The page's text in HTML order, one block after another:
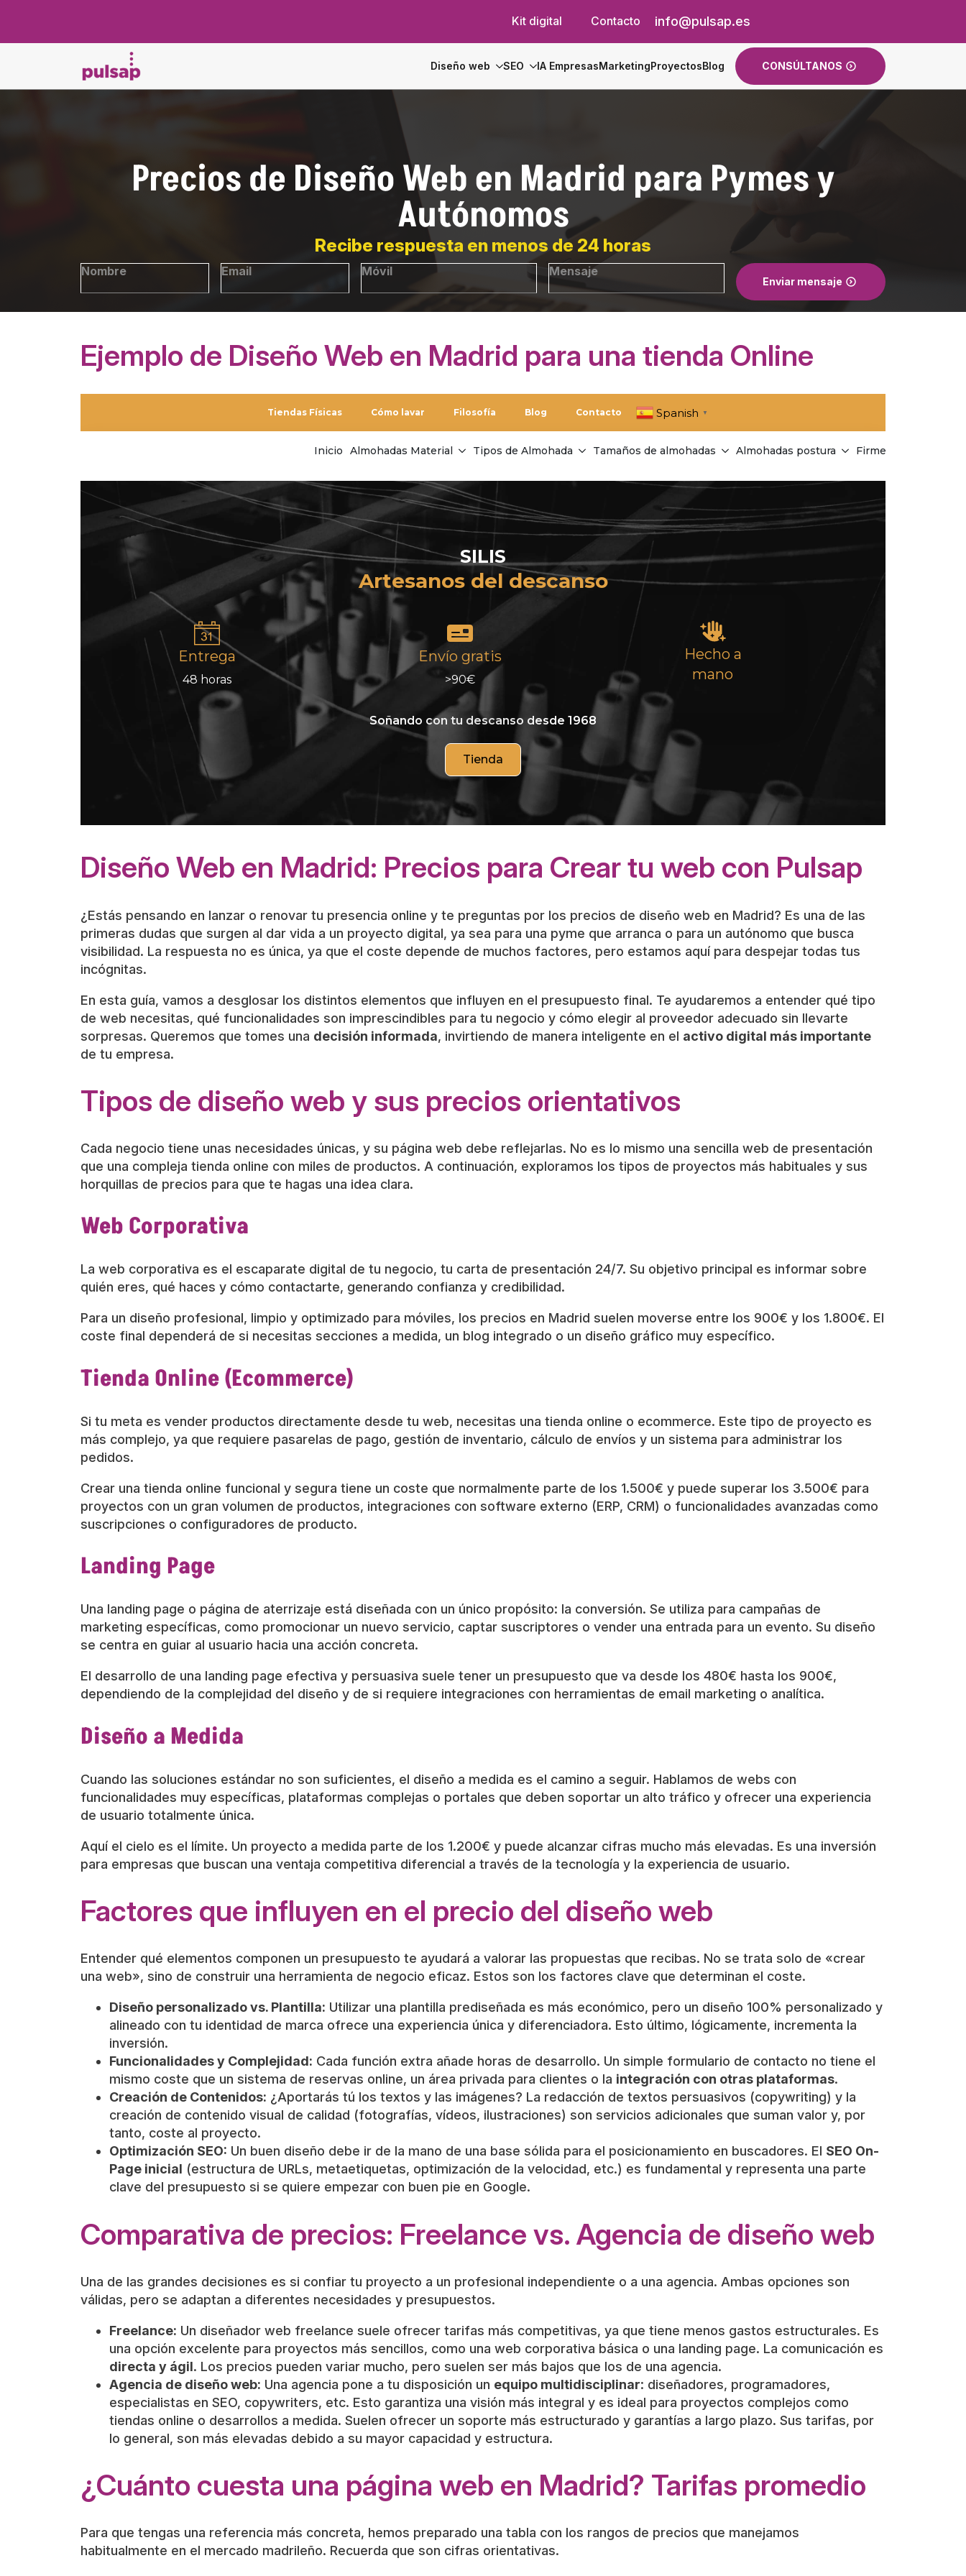
Kit digital Contacto info@pulsap.es
Diseño web SEO IA EmpresasMarketingProyectosBlog CONSÚLTANOS
Precios de Diseño Web en Madrid para Pymes y
Autónomos
Recibe respuesta en menos de 24 horas
Nombre
*
Email
*
Número
*
Message
Enviar mensaje
Ejemplo de Diseño Web en Madrid para una tienda Online
Diseño Web en Madrid: Precios para Crear tu web con Pulsap
¿Estás pensando en lanzar o renovar tu presencia online y te preguntas por los precios de diseño web en Madrid? Es una de las
primeras dudas que surgen al dar vida a un proyecto digital, ya sea para una pyme que arranca o para un autónomo que busca
visibilidad. La respuesta no es única, ya que el coste depende de muchos factores, pero estamos aquí para despejar todas tus
incógnitas.
En esta guía, vamos a desglosar los distintos elementos que influyen en el presupuesto final. Te ayudaremos a entender qué tipo
de web necesitas, qué funcionalidades son imprescindibles para tu negocio y cómo elegir al proveedor adecuado sin llevarte
sorpresas. Queremos que tomes una decisión informada, invirtiendo de manera inteligente en el activo digital más importante
de tu empresa.
Tipos de diseño web y sus precios orientativos
Cada negocio tiene unas necesidades únicas, y su página web debe reflejarlas. No es lo mismo una sencilla web de presentación
que una compleja tienda online con miles de productos. A continuación, exploramos los tipos de proyectos más habituales y sus
horquillas de precios para que te hagas una idea clara.
Web Corporativa
La web corporativa es el escaparate digital de tu negocio, tu carta de presentación 24/7. Su objetivo principal es informar sobre
quién eres, qué haces y cómo contactarte, generando confianza y credibilidad.
Para un diseño profesional, limpio y optimizado para móviles, los precios en Madrid suelen moverse entre los 900€ y los 1.800€. El
coste final dependerá de si necesitas secciones a medida, un blog integrado o un diseño gráfico muy específico.
Tienda Online (Ecommerce)
Si tu meta es vender productos directamente desde tu web, necesitas una tienda online o ecommerce. Este tipo de proyecto es
más complejo, ya que requiere pasarelas de pago, gestión de inventario, cálculo de envíos y un sistema para administrar los
pedidos.
Crear una tienda online funcional y segura tiene un coste que normalmente parte de los 1.500€ y puede superar los 3.500€ para
proyectos con un gran volumen de productos, integraciones con software externo (ERP, CRM) o funcionalidades avanzadas como
suscripciones o configuradores de producto.
Landing Page
Una landing page o página de aterrizaje está diseñada con un único propósito: la conversión. Se utiliza para campañas de
marketing específicas, como promocionar un nuevo servicio, captar suscriptores o vender una entrada para un evento. Su diseño
se centra en guiar al usuario hacia una acción concreta.
El desarrollo de una landing page efectiva y persuasiva suele tener un presupuesto que va desde los 480€ hasta los 900€,
dependiendo de la complejidad del diseño y de si requiere integraciones con herramientas de email marketing o analítica.
Diseño a Medida
Cuando las soluciones estándar no son suficientes, el diseño a medida es el camino a seguir. Hablamos de webs con
funcionalidades muy específicas, plataformas complejas o portales que deben soportar un alto tráfico y ofrecer una experiencia
de usuario totalmente única.
Aquí el cielo es el límite. Un proyecto a medida parte de los 1.200€ y puede alcanzar cifras mucho más elevadas. Es una inversión
para empresas que buscan una ventaja competitiva diferencial a través de la tecnología y la experiencia de usuario.
Factores que influyen en el precio del diseño web
Entender qué elementos componen un presupuesto te ayudará a valorar las propuestas que recibas. No se trata solo de «crear
una web», sino de construir una herramienta de negocio eficaz. Estos son los factores clave que determinan el coste.
Diseño personalizado vs. Plantilla: Utilizar una plantilla prediseñada es más económico, pero un diseño 100% personalizado y
alineado con tu identidad de marca ofrece una experiencia única y diferenciadora. Esto último, lógicamente, incrementa la
inversión.
Funcionalidades y Complejidad: Cada función extra añade horas de desarrollo. Un simple formulario de contacto no tiene el
mismo coste que un sistema de reservas online, un área privada para clientes o la integración con otras plataformas.
Creación de Contenidos: ¿Aportarás tú los textos y las imágenes? La redacción de textos persuasivos (copywriting) y la
creación de contenido visual de calidad (fotografías, vídeos, ilustraciones) son servicios adicionales que suman valor y, por
tanto, coste al proyecto.
Optimización SEO: Un buen diseño debe ir de la mano de una base sólida para el posicionamiento en buscadores. El SEO On-
Page inicial (estructura de URLs, metaetiquetas, optimización de la velocidad, etc.) es fundamental y representa una parte
clave del presupuesto si se quiere empezar con buen pie en Google.
Comparativa de precios: Freelance vs. Agencia de diseño web
Una de las grandes decisiones es si confiar tu proyecto a un profesional independiente o a una agencia. Ambas opciones son
válidas, pero se adaptan a diferentes necesidades y presupuestos.
Freelance: Un diseñador web freelance suele ofrecer tarifas más competitivas, ya que tiene menos gastos estructurales. Es
una opción excelente para proyectos más sencillos, como una web corporativa básica o una landing page. La comunicación es
directa y ágil. Los precios pueden variar mucho, pero suelen ser más bajos que los de una agencia.
Agencia de diseño web: Una agencia pone a tu disposición un equipo multidisciplinar: diseñadores, programadores,
especialistas en SEO, copywriters, etc. Esto garantiza una visión más integral y es ideal para proyectos complejos como
tiendas online o desarrollos a medida. Suelen ofrecer un soporte más estructurado y garantías a largo plazo. Sus tarifas, por
lo general, son más elevadas debido a su mayor capacidad y estructura.
¿Cuánto cuesta una página web en Madrid? Tarifas promedio
Para que tengas una referencia más concreta, hemos preparado una tabla con los rangos de precios que manejamos
habitualmente en el mercado madrileño. Recuerda que son cifras orientativas.